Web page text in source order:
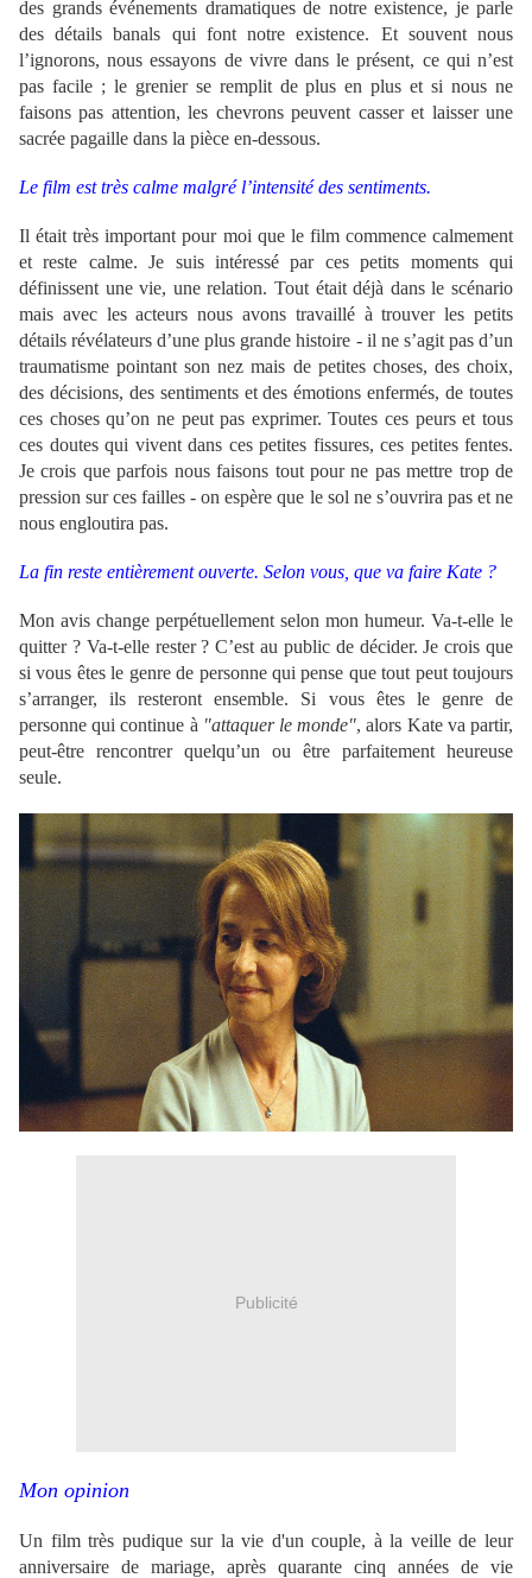
des grands événements dramatiques de notre existence, je parle
des détails banals qui font notre existence. Et souvent nous
l’ignorons, nous essayons de vivre dans le présent, ce qui n’est
pas facile ; le grenier se remplit de plus en plus et si nous ne
faisons pas attention, les chevrons peuvent casser et laisser une
sacrée pagaille dans la pièce en-dessous.
Le film est très calme malgré l’intensité des sentiments.
Il était très important pour moi que le film commence calmement
et reste calme. Je suis intéressé par ces petits moments qui
définissent une vie, une relation. Tout était déjà dans le scénario
mais avec les acteurs nous avons travaillé à trouver les petits
détails révélateurs d’une plus grande histoire - il ne s’agit pas d’un
traumatisme pointant son nez mais de petites choses, des choix,
des décisions, des sentiments et des émotions enfermés, de toutes
ces choses qu’on ne peut pas exprimer. Toutes ces peurs et tous
ces doutes qui vivent dans ces petites fissures, ces petites fentes.
Je crois que parfois nous faisons tout pour ne pas mettre trop de
pression sur ces failles - on espère que le sol ne s’ouvrira pas et ne
nous engloutira pas.
La fin reste entièrement ouverte. Selon vous, que va faire Kate ?
Mon avis change perpétuellement selon mon humeur. Va-t-elle le
quitter ? Va-t-elle rester ? C’est au public de décider. Je crois que
si vous êtes le genre de personne qui pense que tout peut toujours
s’arranger, ils resteront ensemble. Si vous êtes le genre de
personne qui continue à "attaquer le monde", alors Kate va partir,
peut-être rencontrer quelqu’un ou être parfaitement heureuse
seule.
Publicité
Mon opinion
Un film très pudique sur la vie d'un couple, à la veille de leur
anniversaire de mariage, après quarante cinq années de vie